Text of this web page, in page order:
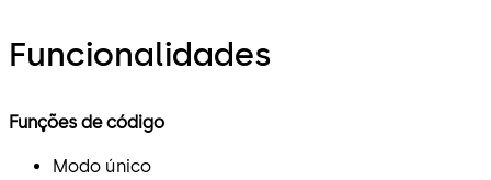
Funcionalidades
Funções de código
Modo único